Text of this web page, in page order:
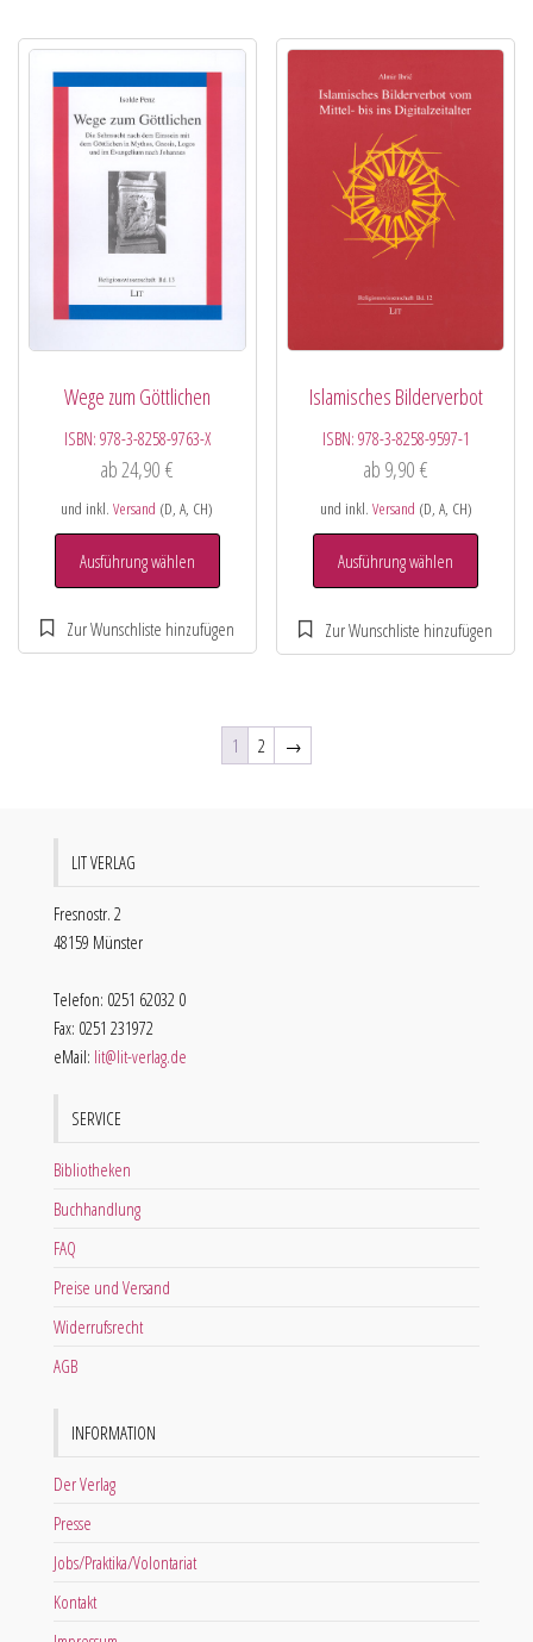
Wege zum Göttlichen
ISBN: 978-3-8258-9763-X
ab 24,90€
und inkl.Versand (D, A, CH)
Ausführung wählen
Islamisches Bilderverbot
ISBN: 978-3-8258-9597-1
ab 9,90€
und inkl. Versand (D, A, CH)
Ausführung wählen
1 2 →
LIT VERLAG
Fresnostr. 2
48159 Münster
Telefon: 0251 62032 0
Fax: 0251 231972
eMail: lit@lit-verlag.de
SERVICE
Bibliotheken
Buchhandlung
FAQ
Preise und Versand
Widerrufsrecht
AGB
INFORMATION
Der Verlag
Presse
Jobs/Praktika/Volontariat
Kontakt